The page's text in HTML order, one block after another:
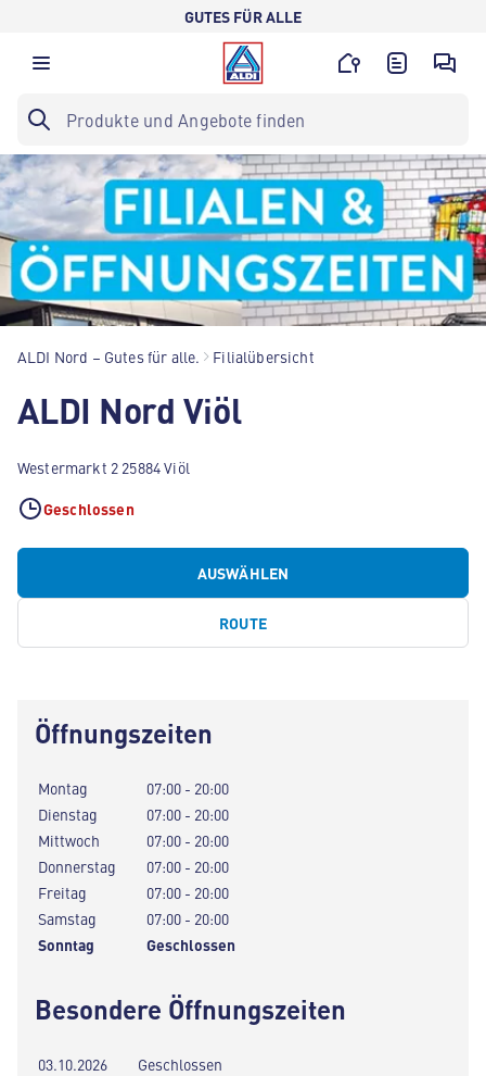
GUTES FÜR ALLE
ALDI Nord – Gutes für alle. Filialübersicht
ALDI Nord Viöl
Westermarkt 2 25884 Viöl
Geschlossen
AUSWÄHLEN
ROUTE
Öffnungszeiten
Montag
07:00 - 20:00
Dienstag
07:00 - 20:00
Mittwoch
07:00 - 20:00
Donnerstag
07:00 - 20:00
Freitag
07:00 - 20:00
Samstag
07:00 - 20:00
Sonntag
Geschlossen
Besondere Öffnungszeiten
03.10.2026
Geschlossen